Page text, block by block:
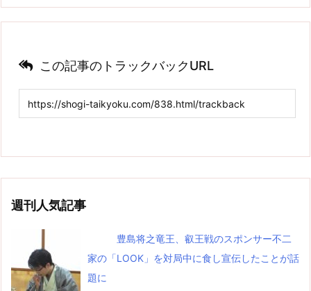
この記事のトラックバックURL
週刊人気記事
豊島将之竜王、叡王戦のスポンサー不二
家の「LOOK」を対局中に食し宣伝したことが話
題に